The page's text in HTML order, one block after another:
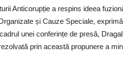
Anticorupție a respins ideea
și Cauze Speciale,
unei conferințe de presă,
prin această propunere a